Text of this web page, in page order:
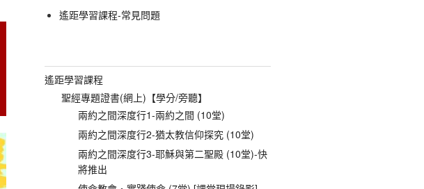
遙距學習課程-常見問題
遙距學習課程
聖經專題證書(網上)【學分/旁聽】
兩約之間深度行1-兩約之間 (10堂)
兩約之間深度行2-猶太教信仰探究 (10堂)
兩約之間深度行3-耶穌與第二聖殿 (10堂)-快
將推出